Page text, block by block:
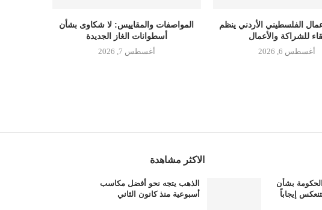
المواصفات والمقاييس: لا شكاوى بشأن
أسطوانات الغاز الجديدة
أغسطس 7, 2026
الفلسطيني الأردني ينظم
للشراكة والأعمال
أغسطس 6, 2026
بشأن
إيجاباً
الاكثر مشاهدة
الذهب يتجه نحو أفضل مكاسب
أسبوعية منذ كانون الثاني